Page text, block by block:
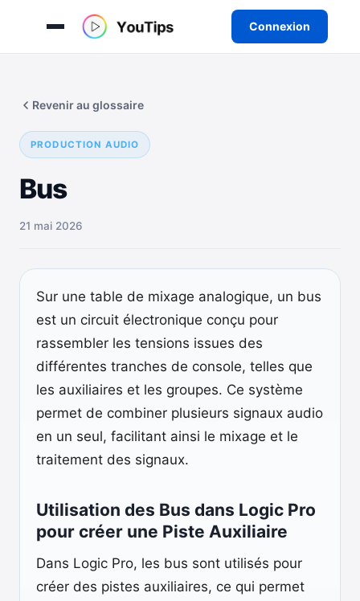
Connexion
contenu
PRODUCTION AUDIO
Bus
Revenir au glossaire
21 mai 2026
Sur une table de mixage analogique, un bus
est un circuit électronique conçu pour
rassembler les tensions issues des
différentes tranches de console, telles que
les auxiliaires et les groupes. Ce système
permet de combiner plusieurs signaux audio
en un seul, facilitant ainsi le mixage et le
traitement des signaux.
Utilisation des Bus dans Logic Pro
pour créer une Piste Auxiliaire
Dans Logic Pro, les bus sont utilisés pour
créer des pistes auxiliaires, ce qui permet